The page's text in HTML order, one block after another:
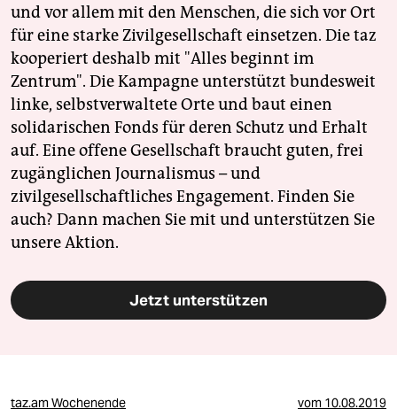
und vor allem mit den Menschen, die sich vor Ort
für eine starke Zivilgesellschaft einsetzen. Die taz
kooperiert deshalb mit "Alles beginnt im
Zentrum". Die Kampagne unterstützt bundesweit
linke, selbstverwaltete Orte und baut einen
solidarischen Fonds für deren Schutz und Erhalt
auf. Eine offene Gesellschaft braucht guten, frei
zugänglichen Journalismus – und
zivilgesellschaftliches Engagement. Finden Sie
auch? Dann machen Sie mit und unterstützen Sie
unsere Aktion.
Jetzt unterstützen
taz.am Wochenende vom 10.08.2019